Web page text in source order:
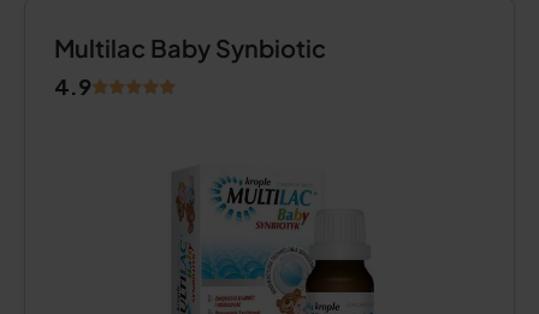
Multilac Baby Synbiotic
4.9